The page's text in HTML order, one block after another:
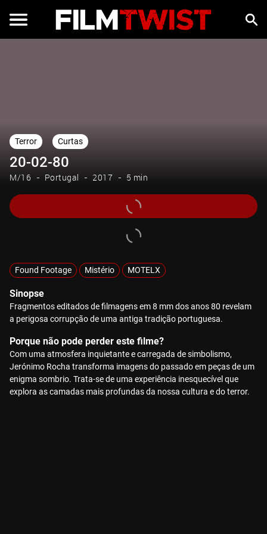
Terror Curtas
20-02-80
M/16 Portugal 2017 5 min
Found Footage Mistério MOTELX
Sinopse
Fragmentos editados de filmagens em 8 mm dos anos 80 revelam
a perigosa corrupção de uma antiga tradição portuguesa.
Porque não pode perder este filme?
Com uma atmosfera inquietante e carregada de simbolismo,
Jerónimo Rocha transforma imagens do passado em peças de um
enigma sombrio. Trata-se de uma experiência inesquecível que
explora as camadas mais profundas da nossa cultura e do terror.